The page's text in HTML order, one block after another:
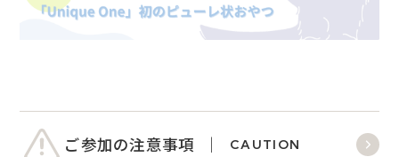
ご参加の注意事項 CAUTION